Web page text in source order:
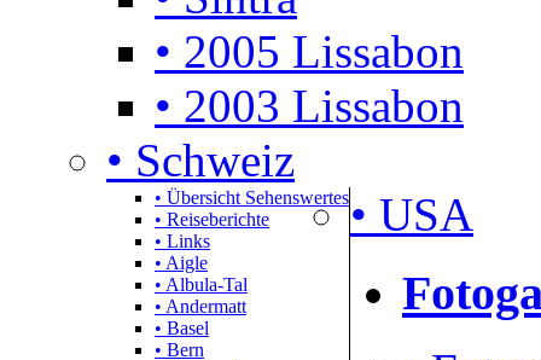
• 2005 Lissabon
• 2003 Lissabon
• Schweiz
• Übersicht Sehenswertes
• Reiseberichte
• Links
• Aigle
• Albula-Tal
• Andermatt
• Basel
• Bern
• USA